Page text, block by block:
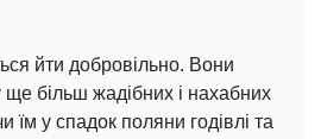
йти добровільно. Вони
більш жадібних і нахабних
їм у спадок поляни годівлі та